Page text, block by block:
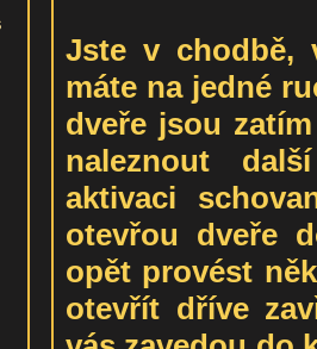
Jste v chodbě,
máte na jedné
dveře jsou
naleznout
aktivaci
otevřou dveře
opět provést
otevřít dříve